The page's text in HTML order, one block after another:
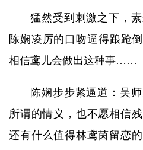
猛然受到刺激之下，
陈娴凌厉的口吻逼得踉跄
相信鸢儿会做出这种事……
陈娴步步紧逼道：吴
所谓的情义，也不愿相信
还有什么值得林鸢茵留恋